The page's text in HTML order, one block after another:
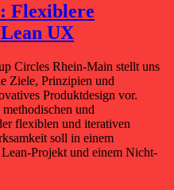
Flexiblere
UX
Circles Rhein-Main stellt uns
Ziele, Prinzipien und
Produktdesign vor.
und
flexiblen und iterativen
soll in einem
Projekt und einem Nicht-